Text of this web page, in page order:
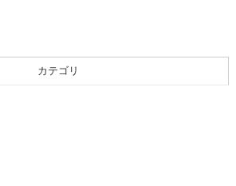
カテゴリ